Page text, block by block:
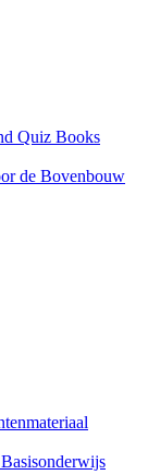
Quiz Books
de Bovenbouw